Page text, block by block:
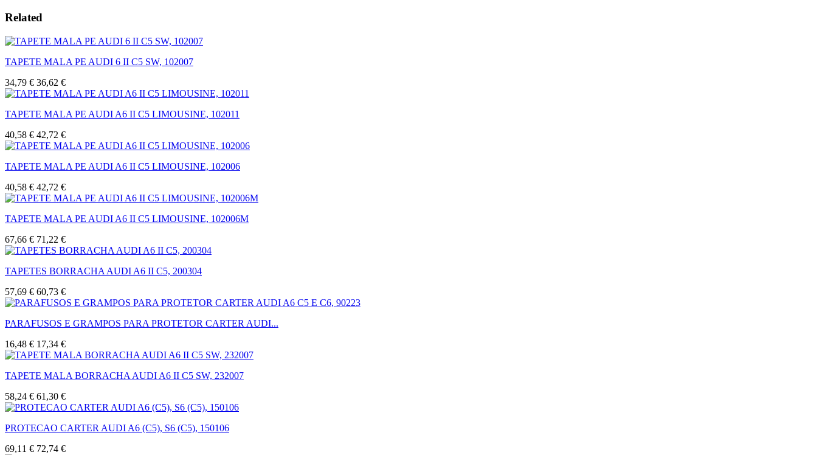
Related
TAPETE MALA PE AUDI 6 II C5 SW, 102007
34,79 € 36,62 €
TAPETE MALA PE AUDI A6 II C5 LIMOUSINE, 102011
40,58 € 42,72 €
TAPETE MALA PE AUDI A6 II C5 LIMOUSINE, 102006
40,58 € 42,72 €
TAPETE MALA PE AUDI A6 II C5 LIMOUSINE, 102006M
67,66 € 71,22 €
TAPETES BORRACHA AUDI A6 II C5, 200304
57,69 € 60,73 €
PARAFUSOS E GRAMPOS PARA PROTETOR CARTER AUDI...
16,48 € 17,34 €
TAPETE MALA BORRACHA AUDI A6 II C5 SW, 232007
58,24 € 61,30 €
PROTECAO CARTER AUDI A6 (C5), S6 (C5), 150106
69,11 € 72,74 €